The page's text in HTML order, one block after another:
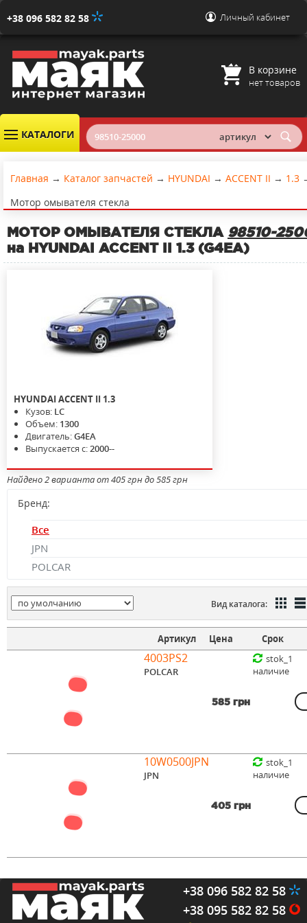
+38 096 582 82 58 Личный кабинет
В корзине
нет товаров
КАТАЛОГИ
Главная → Каталог запчастей → HYUNDAI → ACCENT II → 1.3
Мотор омывателя стекла
МОТОР ОМЫВАТЕЛЯ СТЕКЛА 98510-
на HYUNDAI ACCENT II 1.3 (G4EA)
HYUNDAIACCENT II 1.3
Кузов: LC
Объем: 1300
Двигатель:G4EA
Выпускается с:2000--
Найдено 2 варианта от 405 грн до 585 грн
Бренд:
Все
JPN
POLCAR
Вид каталога:
Артикул Цена Срок
4003PS2
POLCAR
585 грн
stok_1
наличие
10W0500JPN
JPN
405 грн
stok_1
наличие
+38 096 582 82 58
+38 095 582 82 58